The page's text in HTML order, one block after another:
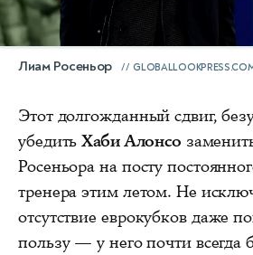
Лиам Росеньор
Этот долгожданный сдвиг,
убедитьХаби Алонсо
Росеньора на посту
тренера этим летом. Не
отсутствие еврокубков даже
пользу — у него почти всегда